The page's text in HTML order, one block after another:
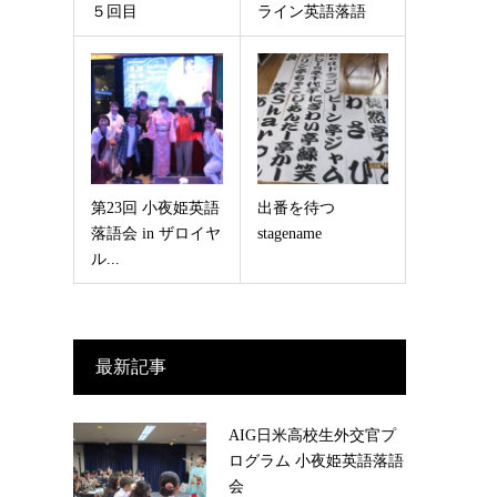
５回目
ライン英語落語
第23回 小夜姫英語
落語会 in ザロイヤ
ル...
出番を待つ
stagename
最新記事
AIG日米高校生外交官プ
ログラム 小夜姫英語落語
会